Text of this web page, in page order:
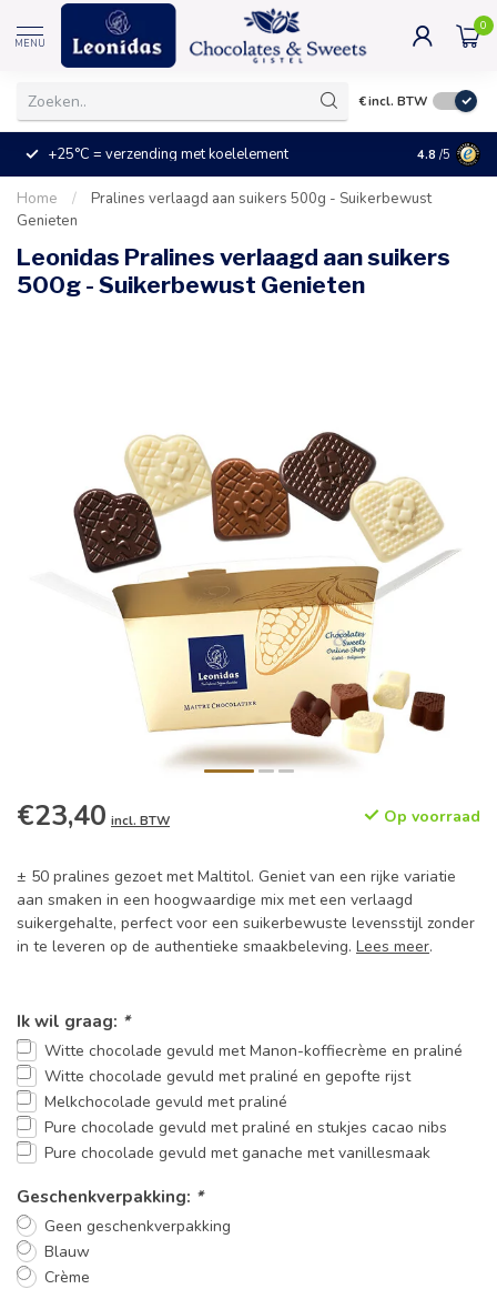
MENU
0
€incl. BTW
+25°C = verzending met koelelement Kleine
4.8 /5
Home /
Pralines verlaagd aan suikers 500g - Suikerbewust
Genieten
Leonidas Pralines verlaagd aan suikers
500g - Suikerbewust Genieten
€23,40 incl. BTW Op voorraad
± 50 pralines gezoet met Maltitol. Geniet van een rijke variatie
aan smaken in een hoogwaardige mix met een verlaagd
suikergehalte, perfect voor een suikerbewuste levensstijl zonder
in te leveren op de authentieke smaakbeleving. Lees meer.
Ik wil graag: *
Witte chocolade gevuld met Manon-koffiecrème en praliné
Witte chocolade gevuld met praliné en gepofte rijst
Melkchocolade gevuld met praliné
Pure chocolade gevuld met praliné en stukjes cacao nibs
Pure chocolade gevuld met ganache met vanillesmaak
Geschenkverpakking: *
Geen geschenkverpakking
Blauw
Crème